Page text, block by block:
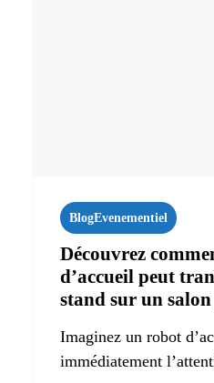
BlogEvenementiel
Découvrez
d’accueil peut
stand sur un
Imaginez un robot
immédiatement